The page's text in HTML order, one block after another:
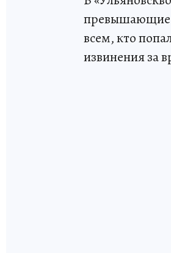
превышающие
всем, кто
извинения за